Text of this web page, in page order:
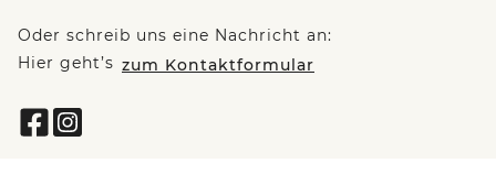
Oder schreib uns eine Nachricht an:
Hier geht’s zum Kontaktformular